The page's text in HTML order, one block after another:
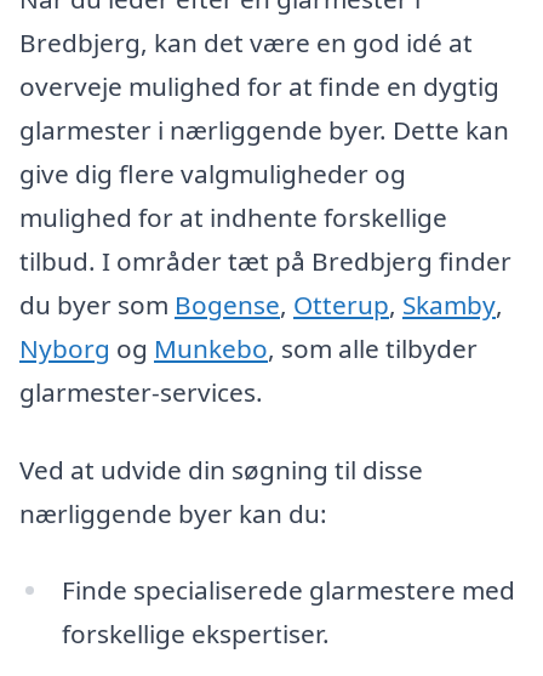
Bredbjerg, kan det være en god idé at
overveje mulighed for at finde en dygtig
glarmester i nærliggende byer. Dette kan
give dig flere valgmuligheder og
mulighed for at indhente forskellige
tilbud. I områder tæt på Bredbjerg finder
du byer som Bogense, Otterup, Skamby,
Nyborg og Munkebo, som alle tilbyder
glarmester-services.
Ved at udvide din søgning til disse
nærliggende byer kan du:
Finde specialiserede glarmestere med
forskellige ekspertiser.